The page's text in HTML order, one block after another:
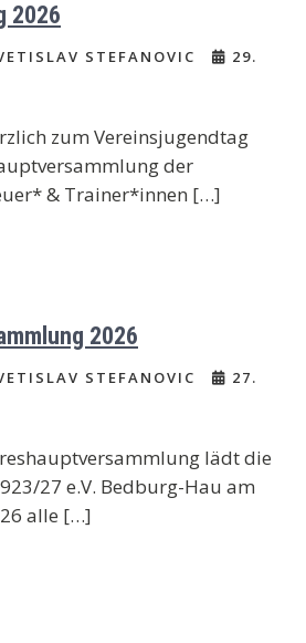
2026
STEFANOVIC
29.
zum Vereinsjugendtag
der
& Trainer*innen […]
2026
STEFANOVIC
27.
lädt die
27 e.V. Bedburg-Hau am
alle […]